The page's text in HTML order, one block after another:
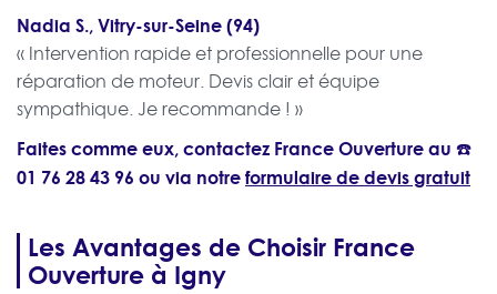
Nadia S., Vitry-sur-Seine (94)
« Intervention rapide et professionnelle pour une
réparation de moteur. Devis clair et équipe
sympathique. Je recommande ! »
Faites comme eux, contactez France Ouverture au ☎️
01 76 28 43 96 ou via notreformulaire de devis gratuit
Les Avantages de Choisir France
Ouverture à Igny